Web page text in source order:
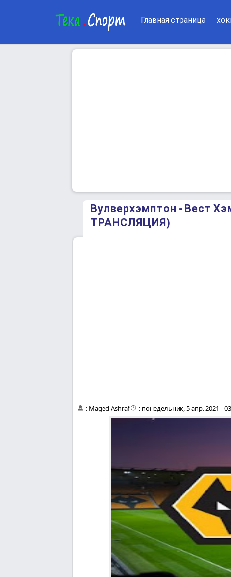
Главная страница
Вулверхэмптон - Вест
ТРАНСЛЯЦИЯ)
: Maged Ashraf : понедельник, 5 апр. 2021 -